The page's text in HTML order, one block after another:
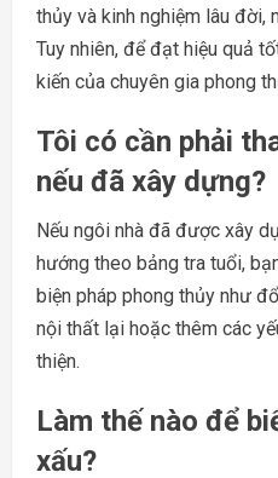
thủy và kinh nghiệm lâu đời,
Tuy nhiên, để đạt hiệu quả
kiến của chuyên gia phong
Tôi có cần phải
nếu đã xây dựng?
Nếu ngôi nhà đã được xây
hướng theo bảng tra tuổi,
biện pháp phong thủy như
nội thất lại hoặc thêm các
thiện.
Làm thế nào để
xấu?